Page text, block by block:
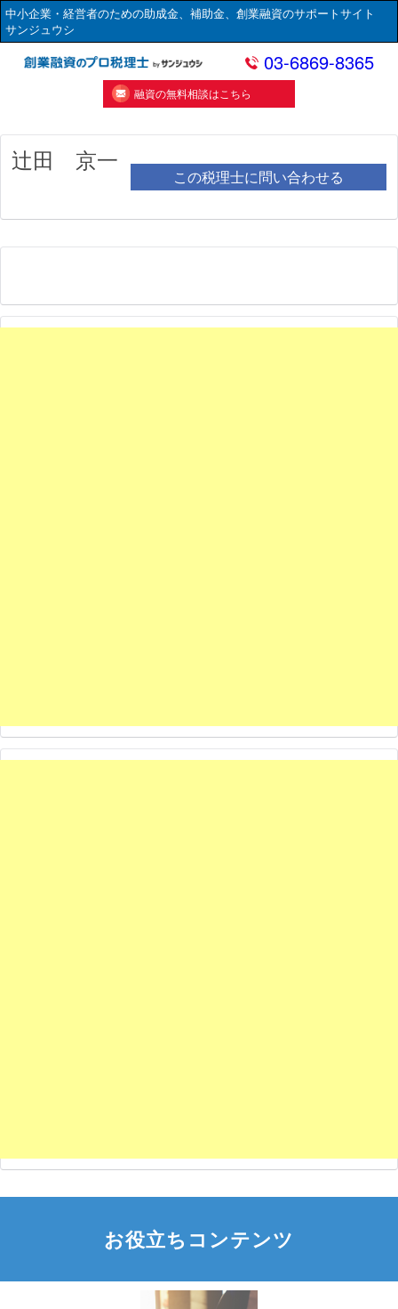
中小企業・経営者のための助成金、補助金、創業融資のサポートサイト
サンジュウシ
03-6869-8365
融資の無料相談はこちら
辻田 京一
この税理士に問い合わせる
お役立ちコンテンツ